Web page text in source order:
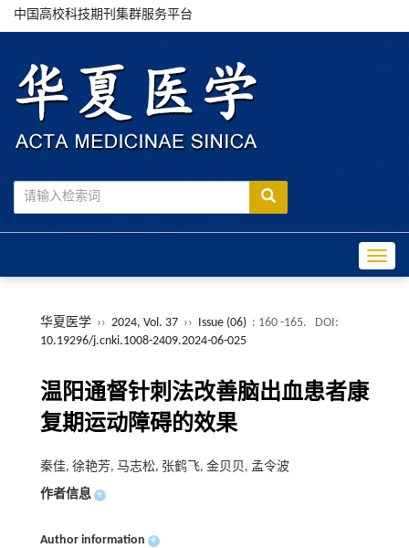
中国高校科技期刊集群服务平台
华夏医学 ›› 2024, Vol. 37 ›› Issue (06) : 160 -165.
DOI:
10.19296/j.cnki.1008-2409.2024-06-025
温阳通督针刺法改善脑出血患者康
复期运动障碍的效果
秦佳, 徐艳芳, 马志松, 张鹤飞, 金贝贝, 孟令波
作者信息 +
Author information +